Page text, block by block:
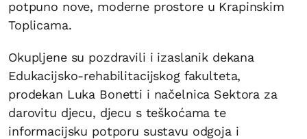
potpuno nove, moderne prostore u Krapinskim
Toplicama.
Okupljene su pozdravili i izaslanik dekana
Edukacijsko-rehabilitacijskog fakulteta,
prodekan Luka Bonetti i načelnica Sektora za
darovitu djecu, djecu s teškoćama te
informacijsku potporu sustavu odgoja i